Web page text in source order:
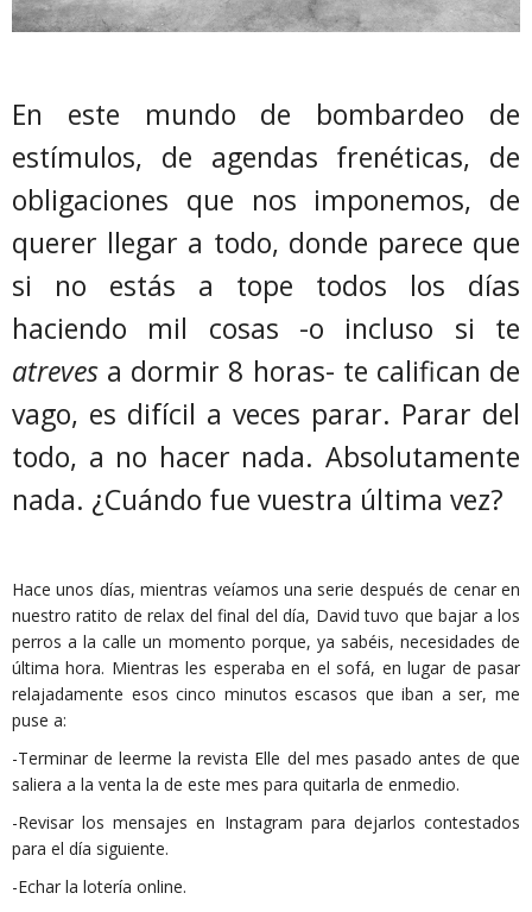
En este mundo de bombardeo de
estímulos, de agendas frenéticas, de
obligaciones que nos imponemos, de
querer llegar a todo, donde parece que
si no estás a tope todos los días
haciendo mil cosas -o incluso si te
atreves a dormir 8 horas- te califican de
vago, es difícil a veces parar. Parar del
todo, a no hacer nada. Absolutamente
nada. ¿Cuándo fue vuestra última vez?
Hace unos días, mientras veíamos una serie después de cenar en
nuestro ratito de relax del final del día, David tuvo que bajar a los
perros a la calle un momento porque, ya sabéis, necesidades de
última hora. Mientras les esperaba en el sofá, en lugar de pasar
relajadamente esos cinco minutos escasos que iban a ser, me
puse a:
-Terminar de leerme la revista Elle del mes pasado antes de que
saliera a la venta la de este mes para quitarla de enmedio.
-Revisar los mensajes en Instagram para dejarlos contestados
para el día siguiente.
-Echar la lotería online.